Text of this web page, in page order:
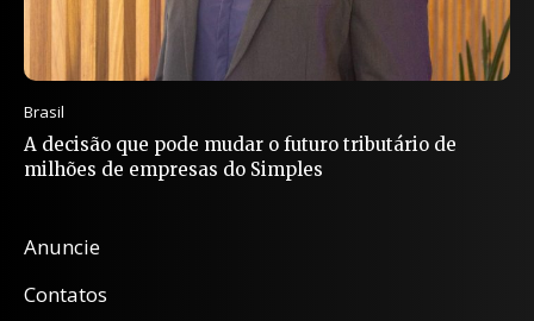
Brasil
A decisão que pode mudar o futuro tributário de
milhões de empresas do Simples
Anuncie
Contatos